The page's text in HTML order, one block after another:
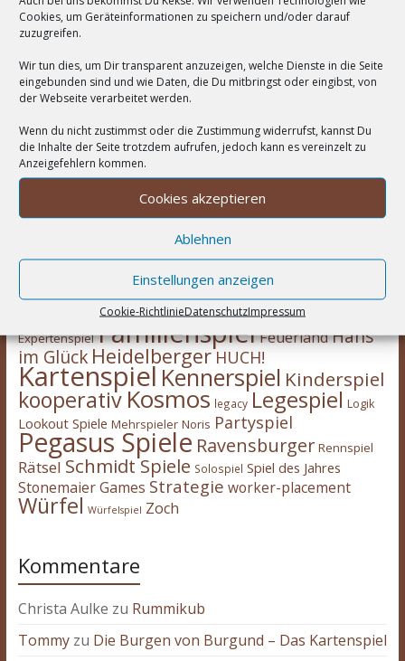
Cookies, um Geräteinformationen zu speichern und/oder darauf
zuzugreifen.
Wir tun dies, um Dir transparent anzuzeigen, welche Dienste in die Seite
eingebunden sind und wie Daten, die Du mitbringst oder eingibst, von
der Webseite verarbeitet werden.
Wenn du nicht zustimmst oder die Zustimmung widerrufst, kannst Du
die Inhalte der Seite trotzdem aufrufen, jedoch kann es vereinzelt zu
Anzeigefehlern kommen.
Cookies akzeptieren
Ablehnen
Einstellungen anzeigen
Cookie-RichtlinieDatenschutzImpressum
2-Spieler Abacusspiele Amigo Spiele Asmodee
Berichte Days of Wonder Deckbau
Eisenbahn Engine Erweiterung
Expertenspiel FamilienspielFeuerlandHans
im Glück Heidelberger HUCH!
Kartenspiel Kennerspiel Kinderspiel
kooperativ Kosmos legacy Legespiel Logik
Lookout Spiele Mehrspieler Noris Partyspiel
Pegasus Spiele Ravensburger Rennspiel
Rätsel Schmidt Spiele Solospiel Spiel des Jahres
Stonemaier Games Strategie worker-placement
Würfel Würfelspiel Zoch
Kommentare
Christa Aulke zu Rummikub
Tommyzu Die Burgen von Burgund – Das Kartenspiel